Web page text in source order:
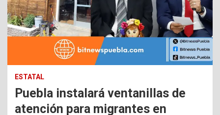
ESTATAL
Puebla instalará ventanillas de
atención para migrantes en